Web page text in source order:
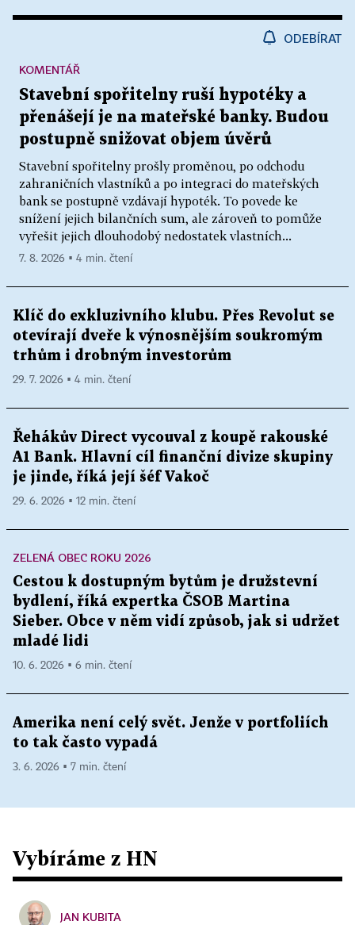
ODEBÍRAT
Stavební spořitelny ruší hypotéky a
přenášejí je na mateřské banky. Budou
postupně snižovat objem úvěrů
Stavební spořitelny prošly proměnou, po odchodu
zahraničních vlastníků a po integraci do mateřských
bank se postupně vzdávají hypoték. To povede ke
snížení jejich bilančních sum, ale zároveň to pomůže
vyřešit jejich dlouhodobý nedostatek vlastních...
KOMENTÁŘ
7. 8. 2026 ▪ 4 min. čtení
Klíč do exkluzivního klubu. Přes Revolut se
otevírají dveře k výnosnějším soukromým
trhům i drobným investorům
29. 7. 2026 ▪ 4 min. čtení
Řehákův Direct vycouval z koupě rakouské
A1 Bank. Hlavní cíl finanční divize skupiny
je jinde, říká její šéf Vakoč
29. 6. 2026 ▪ 12 min. čtení
ZELENÁ OBEC ROKU 2026
Cestou k dostupným bytům je družstevní
bydlení, říká expertka ČSOB Martina
Sieber. Obce v něm vidí způsob, jak si udržet
mladé lidi
10. 6. 2026 ▪ 6 min. čtení
Amerika není celý svět. Jenže v portfoliích
to tak často vypadá
3. 6. 2026 ▪ 7 min. čtení
Vybíráme z HN
JAN KUBITA